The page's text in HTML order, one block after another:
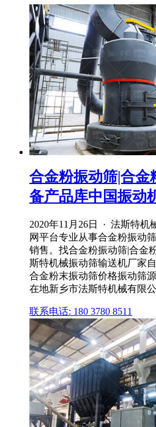
合金粉振动筛|合金
备产品库中国振动
2020年11月26日 · 法斯特机
网平台专业从事合金粉振动
销售。找合金粉振动筛|合金
斯特机械振动筛输送机厂家
合金粉末振动筛价格振动筛
在地新乡市法斯特机械有限公
联系电话: 180 3780 8511